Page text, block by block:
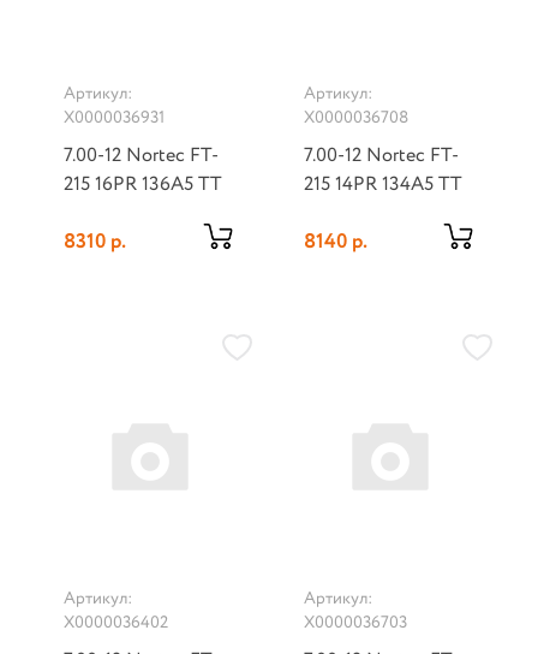
Артикул:
Х0000036931
7.00-12 Nortec FT-
215 16PR 136A5 TT
8310 р.
Артикул:
Х0000036708
7.00-12 Nortec FT-
215 14PR 134A5 TT
8140 р.
Артикул:
Х0000036402
Артикул:
Х0000036703